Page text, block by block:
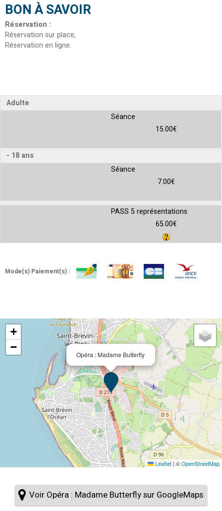
BON À SAVOIR
Réservation :
Réservation sur place
Réservation en ligne
Adulte
Séance
15.00€
- 18 ans
Séance
7.00€
PASS 5 représentations
65.00€
Mode(s) Paiement(s) :
Opéra : Madame Butterfly
+
−
Leaflet | ©OpenStreetMap
Voir Opéra : Madame Butterfly sur GoogleMaps